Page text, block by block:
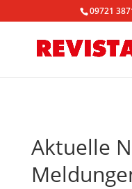
09721
Aktuelle